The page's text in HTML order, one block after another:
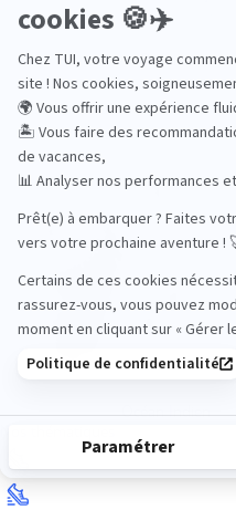
Océanie
Océan Indien